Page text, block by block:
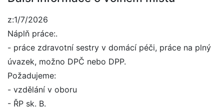
z:1/7/2026
Náplň práce:.
- práce zdravotní sestry v domácí péči, práce na plný
úvazek, možno DPČ nebo DPP.
Požadujeme:
- vzdělání v oboru
- ŘP sk. B.